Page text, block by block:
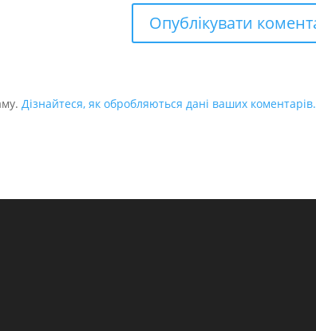
Дізнайтеся, як обробляються дані ваших коментарів.